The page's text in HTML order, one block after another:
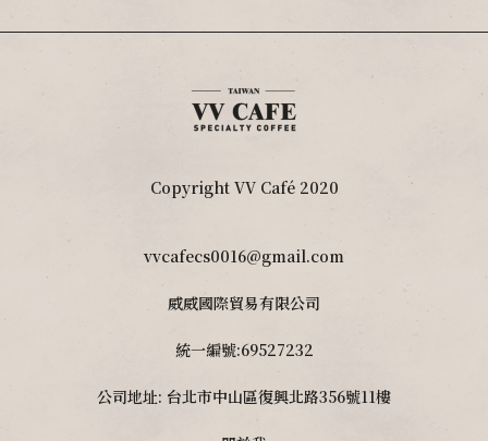
Copyright VV Café 2020
vvcafecs0016@gmail.com
威威國際貿易有限公司
統一編號:69527232
公司地址: 台北市中山區復興北路356號11樓